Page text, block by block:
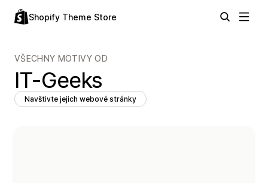
Shopify Theme Store
VŠECHNY MOTIVY OD
IT-Geeks
Navštivte jejich webové stránky